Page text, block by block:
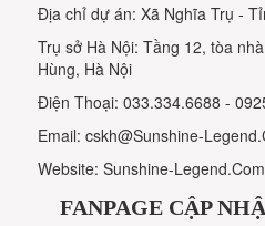
Địa chỉ dự án: Xã Nghĩa Trụ -
Trụ sở Hà Nội: Tầng 12, tòa
Hùng, Hà Nội
Điện Thoại: 033.334.6688 -
Email: cskh@Sunshine-
Website: Sunshine-Legend.Com
FANPAGE CẬP